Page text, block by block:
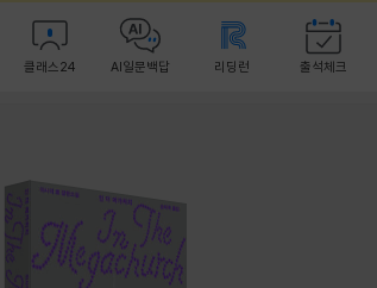
클래스24 AI일문백답 리딩런 출석체크